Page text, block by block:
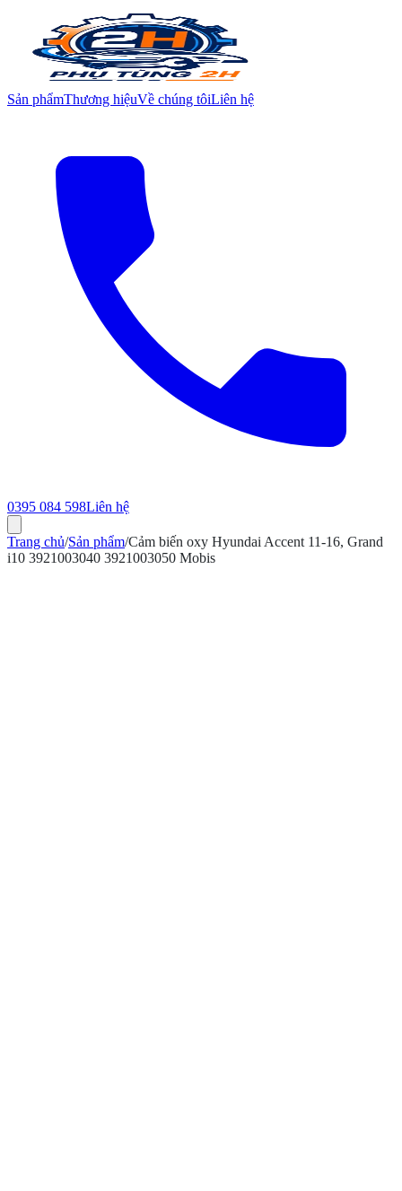
Sản phẩmThương hiệuVề chúng tôiLiên hệ
0395 084 598Liên hệ
Trang chủ/Sản phẩm/Cảm biến oxy Hyundai Accent 11-16, Grand
i10 3921003040 3921003050 Mobis